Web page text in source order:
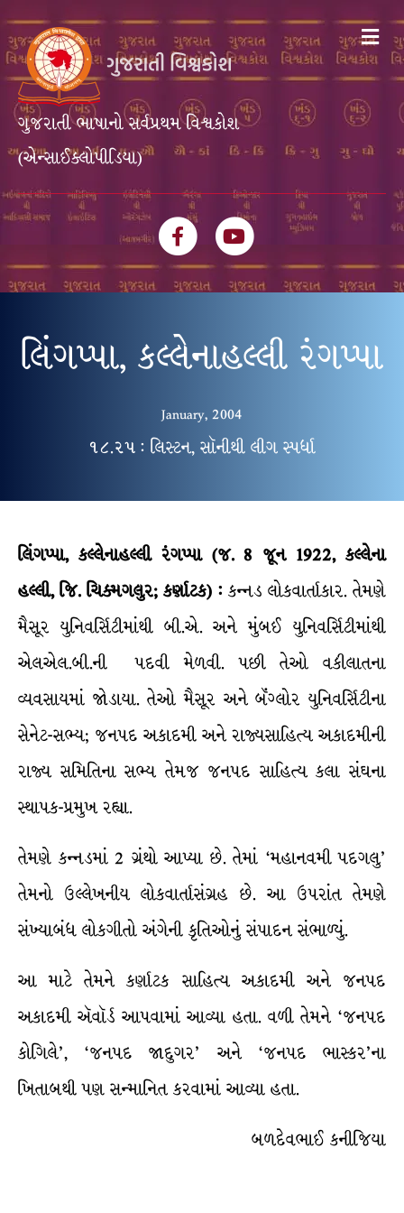
ગુજરાતી ભાષાનો સર્વપ્રથમ વિશ્વકોશ
(એન્સાઈક્લોપીડિયા)
FacebookYoutube
લિંગપ્પા, કલ્લેનાહલ્લી રંગપ્પા
January, 2004
૧૮.૨૫ : લિસ્ટન, સૉનીથી લીગ સ્પર્ધા
લિંગપ્પા, કલ્લેનાહલ્લી રંગપ્પા (જ. 8 જૂન 1922, કલ્લેના
હલ્લી, જિ. ચિક્મગલુર; કર્ણાટક) : કન્નડ લોકવાર્તાકાર. તેમણે
મૈસૂર યુનિવર્સિટીમાંથી બી.એ. અને મુંબઈ યુનિવર્સિટીમાંથી
એલએલ.બી.ની પદવી મેળવી. પછી તેઓ વકીલાતના
વ્યવસાયમાં જોડાયા. તેઓ મૈસૂર અને બૅંગ્લોર યુનિવર્સિટીના
સેનેટ-સભ્ય; જનપદ અકાદમી અને રાજ્યસાહિત્ય અકાદમીની
રાજ્ય સમિતિના સભ્ય તેમજ જનપદ સાહિત્ય કલા સંઘના
સ્થાપક-પ્રમુખ રહ્યા.
તેમણે કન્નડમાં 2 ગ્રંથો આપ્યા છે. તેમાં ‘મહાનવમી પદગલુ’
તેમનો ઉલ્લેખનીય લોકવાર્તાસંગ્રહ છે. આ ઉપરાંત તેમણે
સંખ્યાબંધ લોકગીતો અંગેની કૃતિઓનું સંપાદન સંભાળ્યું.
આ માટે તેમને કર્ણાટક સાહિત્ય અકાદમી અને જનપદ
અકાદમી ઍવૉર્ડ આપવામાં આવ્યા હતા. વળી તેમને ‘જનપદ
કોગિલે’, ‘જનપદ જાદુગર’ અને ‘જનપદ ભાસ્કર’ના
ખિતાબથી પણ સન્માનિત કરવામાં આવ્યા હતા.
બળદેવભાઈ કનીજિયા